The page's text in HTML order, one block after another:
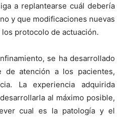
a replantearse cuál debería
y que modificaciones nuevas
protocolo de actuación.
se ha desarrollado
de atención a los pacientes,
La experiencia adquirida
al máximo posible,
cual es la patología y el